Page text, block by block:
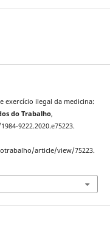
exercício ilegal da medicina:
do Trabalho,
9222.2020.e75223.
article/view/75223.